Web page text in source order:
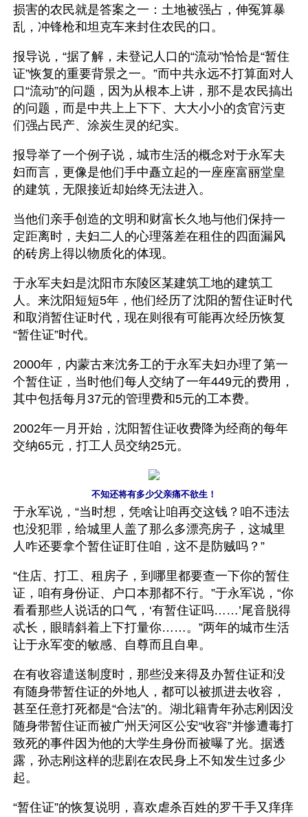
损害的农民就是答案之一：土地被强占，伸冤算暴
乱，冲锋枪和坦克车来封住农民的口。
报导说，“据了解，未登记人口的“流动”恰恰是“暂住
证”恢复的重要背景之一。”而中共永远不打算面对人
口“流动”的问题，因为从根本上讲，那不是农民搞出
的问题，而是中共上上下下、大大小小的贪官污吏
们强占民产、涂炭生灵的纪实。
报导举了一个例子说，城市生活的概念对于永军夫
妇而言，更像是他们手中矗立起的一座座富丽堂皇
的建筑，无限接近却始终无法进入。
当他们亲手创造的文明和财富长久地与他们保持一
定距离时，夫妇二人的心理落差在租住的四面漏风
的砖房上得以物质化的体现。
于永军夫妇是沈阳市东陵区某建筑工地的建筑工
人。来沈阳短短5年，他们经历了沈阳的暂住证时代
和取消暂住证时代，现在则很有可能再次经历恢复
“暂住证”时代。
2000年，内蒙古来沈务工的于永军夫妇办理了第一
个暂住证，当时他们每人交纳了一年449元的费用，
其中包括每月37元的管理费和5元的工本费。
2002年一月开始，沈阳暂住证收费降为经商的每年
交纳65元，打工人员交纳25元。
不知还将有多少父亲痛不欲生！
于永军说，“当时想，凭啥让咱再交这钱？咱不违法
也没犯罪，给城里人盖了那么多漂亮房子，这城里
人咋还要拿个暂住证盯住咱，这不是防贼吗？”
“住店、打工、租房子，到哪里都要查一下你的暂住
证，咱有身份证、户口本那都不行。”于永军说，“你
看看那些人说话的口气，‘有暂住证吗……’尾音脱得
忒长，眼睛斜着上下打量你……。”两年的城市生活
让于永军变的敏感、自尊而且自卑。
在有收容遣送制度时，那些没来得及办暂住证和没
有随身带暂住证的外地人，都可以被抓进去收容，
甚至任意打死都是“合法”的。湖北籍青年孙志刚因没
随身带暂住证而被广州天河区公安“收容”并惨遭毒打
致死的事件因为他的大学生身份而被曝了光。据透
露，孙志刚这样的悲剧在农民身上不知发生过多少
起。
“暂住证”的恢复说明，喜欢虐杀百姓的罗干手又痒痒